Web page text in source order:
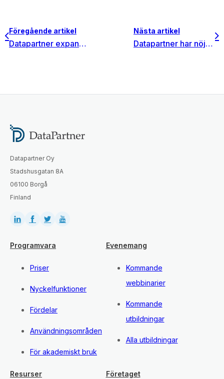
Föregående artikel
Datapartner expanderar geografiskt med nya lokala representanter i Bulgarien och Berlin
Nästa artikel
Datapartner har nöjet att informera om en större leverans till Göteborg Energi AB
Datapartner Oy
Stadshusgatan 8A
06100 Borgå
Finland
Programvara
Priser
Nyckelfunktioner
Fördelar
Användningsområden
För akademiskt bruk
Evenemang
Kommande
webbinarier
Kommande
utbildningar
Alla utbildningar
Resurser Företaget